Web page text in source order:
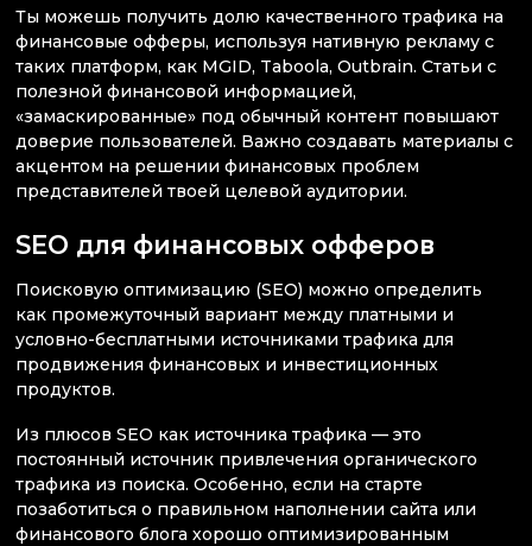
Ты можешь получить долю качественного трафика на
финансовые офферы, используя нативную рекламу с
таких платформ, как MGID, Taboola, Outbrain. Статьи с
полезной финансовой информацией,
«замаскированные» под обычный контент повышают
доверие пользователей. Важно создавать материалы с
акцентом на решении финансовых проблем
представителей твоей целевой аудитории.
SEO для финансовых офферов
Поисковую оптимизацию (SEO) можно определить
как промежуточный вариант между платными и
условно-бесплатными источниками трафика для
продвижения финансовых и инвестиционных
продуктов.
Из плюсов SEO как источника трафика — это
постоянный источник привлечения органического
трафика из поиска. Особенно, если на старте
позаботиться о правильном наполнении сайта или
финансового блога хорошо оптимизированным